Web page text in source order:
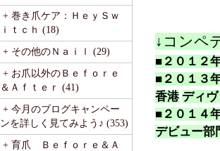
+ 巻き爪ケア：ＨｅｙＳｗ
ｉｔｃｈ (18)
+ その他のＮａｉｌ (29)
+ お爪以外のＢｅｆｏｒｅ
＆Ａｆｔｅｒ (41)
+ 今月のブログキャンペー
ンを詳しく見てみよう♪ (353)
+ 育爪 Ｂｅｆｏｒｅ＆Ａ
↓コンペ
■２０１２
■２０１
香港 ディ
■２０１４
デビュー